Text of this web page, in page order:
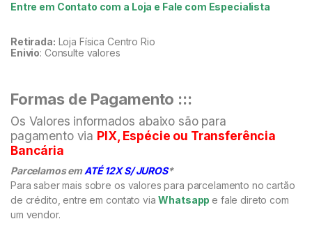
Entre em Contato com a Loja e Fale com Especialista
Retirada: Loja Física Centro Rio
Enivio: Consulte valores
Formas de Pagamento :::
Os Valores informados abaixo são para
pagamento via PIX, Espécie ou Transferência
Bancária
Parcelamos emATÉ 12X S/ JUROS*
Para saber mais sobre os valores para parcelamento no cartão
de crédito, entre em contato viaWhatsapp e fale direto com
um vendor.